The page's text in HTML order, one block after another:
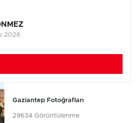
2026
Gaziantep Fotoğrafları
29634 Görüntülenme